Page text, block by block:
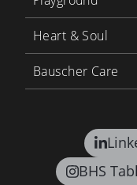
BHS
Heart & Soul
Bauscher Care